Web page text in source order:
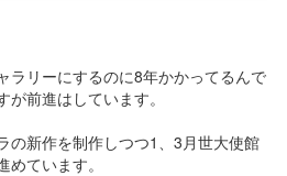
ラリーにするのに8年かかってるんで
前進はしています。
の新作を制作しつつ1、3月世大使館
ています。